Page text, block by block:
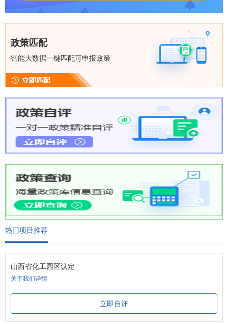
政策匹配
智能大数据一键匹配可申报政策
热门项目推荐
山西省化工园区认定
关于我们详情
立即自评